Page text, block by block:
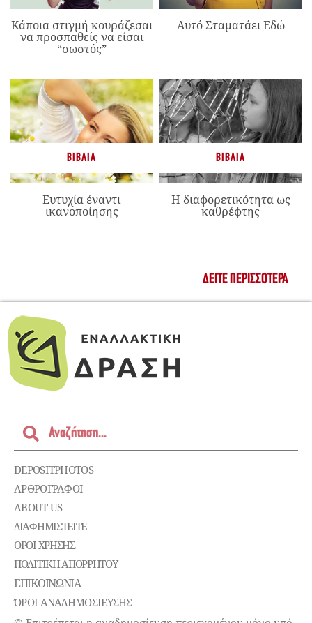
Κάποια στιγμή κουράζεσαι
να προσπαθείς να είσαι
“σωστός”
Αυτό Σταματάει Εδώ
ΒΙΒΛΊΑ
Ευτυχία έναντι
ικανοποίησης
ΒΙΒΛΊΑ
Η διαφορετικότητα ως
καθρέφτης
ΔΕΊΤΕ ΠΕΡΙΣΣΌΤΕΡΑ
DEPOSITPHOTOS
ΑΡΘΡΟΓΡΑΦΟΙ
ABOUT US
ΔΙΑΦΗΜΙΣΤΕΊΤΕ
ΌΡΟΙ ΧΡΉΣΗΣ
ΠΟΛΙΤΙΚΉ ΑΠΟΡΡΉΤΟΥ
ΕΠΙΚΟΙΝΩΝΊΑ
ΌΡΟΙ ΑΝΑΔΗΜΟΣΙΕΥΣΗΣ